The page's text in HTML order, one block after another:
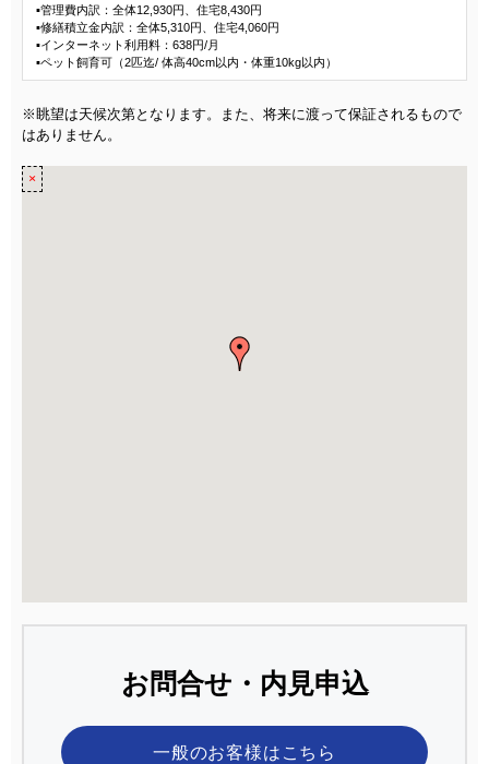
▪管理費内訳：全体12,930円、住宅8,430円
▪修繕積立金内訳：全体5,310円、住宅4,060円
▪インターネット利用料：638円/月
▪ペット飼育可（2匹迄/ 体高40cm以内・体重10kg以内）
※眺望は天候次第となります。また、将来に渡って保証されるもので
はありません。
お問合せ・内見申込
一般のお客様はこちら